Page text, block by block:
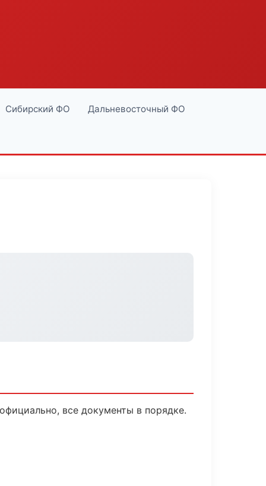
Сибирский ФО Дальневосточный ФО
все документы в порядке.